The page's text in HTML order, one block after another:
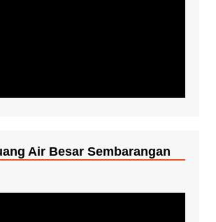
Air Besar Sembarangan